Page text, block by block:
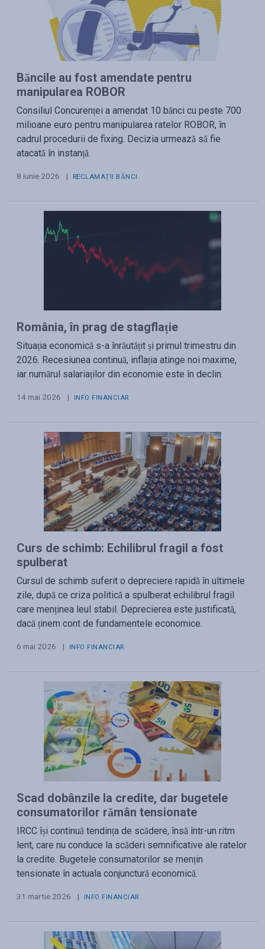
Băncile au fost amendate pentru
manipularea ROBOR
Consiliul Concurenței a amendat 10 bănci cu peste 700
milioane euro pentru manipularea ratelor ROBOR, în
cadrul procedurii de fixing. Decizia urmează să fie
atacată în instanță.
8 iunie 2026 | RECLAMAȚII BĂNCI
România, în prag de stagflație
Situația economică s-a înrăutățit și primul trimestru din
2026. Recesiunea continuă, inflația atinge noi maxime,
iar numărul salariaților din economie este în declin.
14 mai 2026 | INFO FINANCIAR
Curs de schimb: Echilibrul fragil a fost
spulberat
Cursul de schimb suferit o depreciere rapidă în ultimele
zile, după ce criza politică a spulberat echilibrul fragil
care menținea leul stabil. Deprecierea este justificată,
dacă ținem cont de fundamentele economice.
6 mai 2026 | INFO FINANCIAR
Scad dobânzile la credite, dar bugetele
consumatorilor rămân tensionate
IRCC își continuă tendința de scădere, însă într-un ritm
lent, care nu conduce la scăderi semnificative ale ratelor
la credite. Bugetele consumatorilor se mențin
tensionate în actuala conjunctură economică.
31 martie 2026 | INFO FINANCIAR